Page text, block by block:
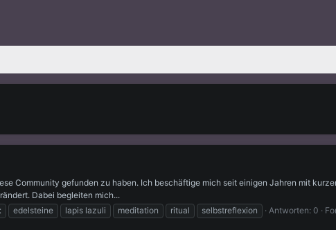
Community gefunden zu haben. Ich beschäftige mich seit einigen Jahren mit
Dabei begleiten mich...
edelsteine lapis lazuli meditation ritual selbstreflexion Antworten: 0